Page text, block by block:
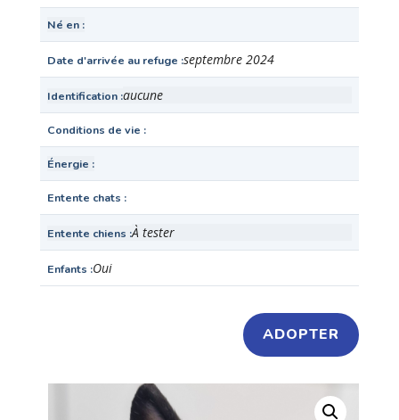
Né en
Date d'arrivée au refuge septembre 2024
Identification aucune
Conditions de vie
Énergie
Entente chats
Entente chiens À tester
Enfants Oui
ADOPTER